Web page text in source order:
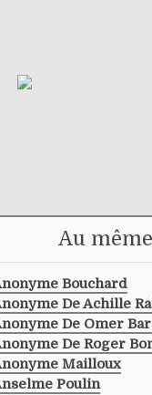
Au
Bouchard
De Achille
De Omer
De Roger
Mailloux
Poulin